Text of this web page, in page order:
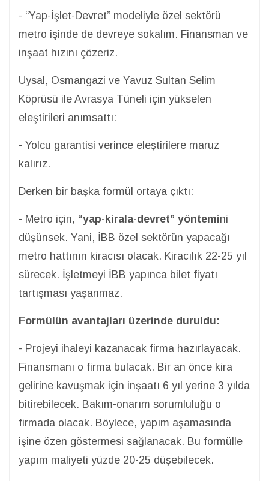
- “Yap-İşlet-Devret” modeliyle özel sektörü
metro işinde de devreye sokalım. Finansman ve
inşaat hızını çözeriz.
Uysal, Osmangazi ve Yavuz Sultan Selim
Köprüsü ile Avrasya Tüneli için yükselen
eleştirileri anımsattı:
- Yolcu garantisi verince eleştirilere maruz
kalırız.
Derken bir başka formül ortaya çıktı:
- Metro için, “yap-kirala-devret” yöntemini
düşünsek. Yani, İBB özel sektörün yapacağı
metro hattının kiracısı olacak. Kiracılık 22-25 yıl
sürecek. İşletmeyi İBB yapınca bilet fiyatı
tartışması yaşanmaz.
Formülün avantajları üzerinde duruldu:
- Projeyi ihaleyi kazanacak firma hazırlayacak.
Finansmanı o firma bulacak. Bir an önce kira
gelirine kavuşmak için inşaatı 6 yıl yerine 3 yılda
bitirebilecek. Bakım-onarım sorumluluğu o
firmada olacak. Böylece, yapım aşamasında
işine özen göstermesi sağlanacak. Bu formülle
yapım maliyeti yüzde 20-25 düşebilecek.